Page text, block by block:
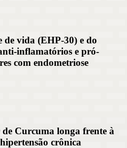
vida (EHP-30) e do
inflamatórios e pró-
com endometriose
Curcuma longa frente à
crônica